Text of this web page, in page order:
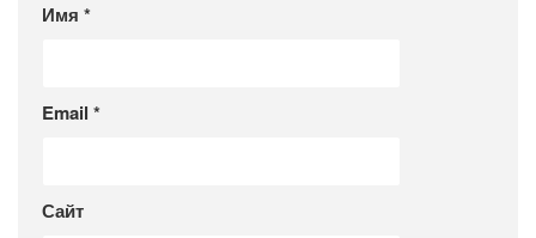
Имя *
Email *
Сайт